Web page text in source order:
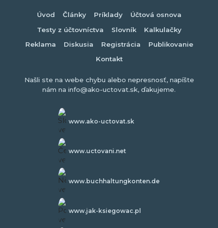
Úvod Články Príklady
Účtová osnova
Testy z účtovníctva
Slovník
Kalkulačky
Reklama
Diskusia Registrácia
Publikovanie
Kontakt
Našli ste na webe chybu alebo nepresnosť, napíšte
nám na info@ako-uctovat.sk, ďakujeme.
www.ako-uctovat.sk
www.uctovani.net
www.buchhaltungkonten.de
www.jak-ksiegowac.pl